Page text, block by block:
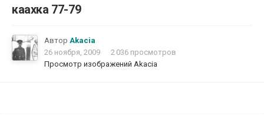
каахка 77-79
Автор Akacia
26 ноября, 2009
2 036 просмотров
Просмотр изображений Akacia